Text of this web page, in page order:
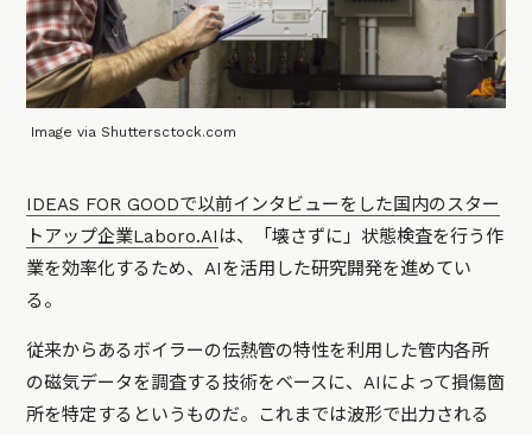
Image via Shuttersctock.com
IDEAS FOR GOODで以前インタビューをした国内のスター
トアップ企業Laboro.AI は、「壊さずに」状態検査を行う作
業を効率化するため、AIを活用した研究開発を進めてい
る。
従来からあるボイラーの伝熱管の特性を利用した管内各所
の磁気データを調査する技術をベースに、AIによって損傷箇
所を特定するというものだ。これまでは波形で出力される